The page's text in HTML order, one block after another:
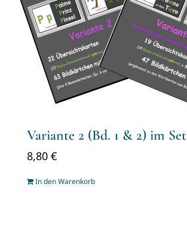
Variante 2 (Bd. 1 & 2) im Set
8,80 €
In den Warenkorb